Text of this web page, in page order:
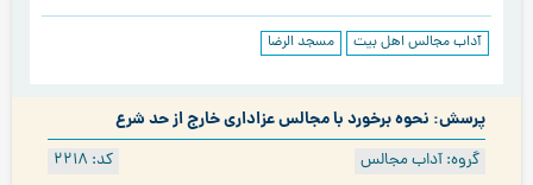
آداب مجالس اهل بیت مسجد الرضا
پرسش: نحوه برخورد با مجالس عزاداری خارج از حد شرع
کد: 2218 گروه: آداب مجالس